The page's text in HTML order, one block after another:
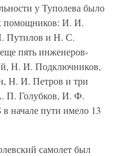
у Туполева было
помощников: И. И.
Путилов и Н. С.
пять инженеров-
Н. И. Подключников,
Н. И. Петров и три
П. Голубков, И. Ф.
начале пути имело 13
самолет был